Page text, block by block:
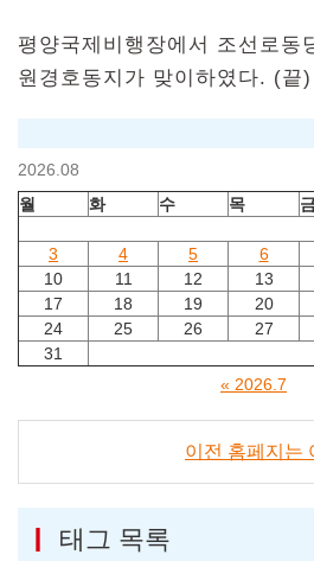
평양국제비행장에서 조선로동
원경호동지가 맞이하였다. (끝)
2026.08
월
화 수 목
3
4 5 6
10
11 12 13
17
18 19 20
24
25 26 27
31
« 2026.7
이전 홈페지는
태그 목록